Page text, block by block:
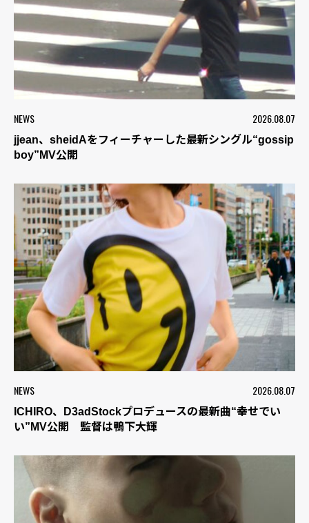
NEWS 2026.08.07
jjean、sheidAをフィーチャーした最新シングル“gossip
boy”MV公開
NEWS 2026.08.07
ICHIRO、D3adStockプロデュースの最新曲“幸せでい
い”MV公開 監督は鴨下大輝